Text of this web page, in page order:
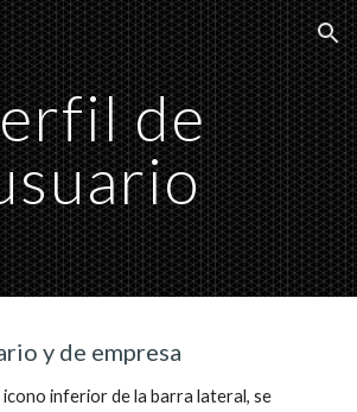
Skip to navigation
de
y de empresa
icono inferior de la barra lateral, se